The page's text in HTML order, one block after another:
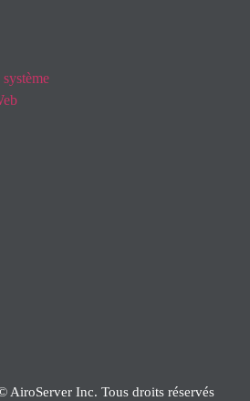
AiroServer Inc. Tous droits réservés